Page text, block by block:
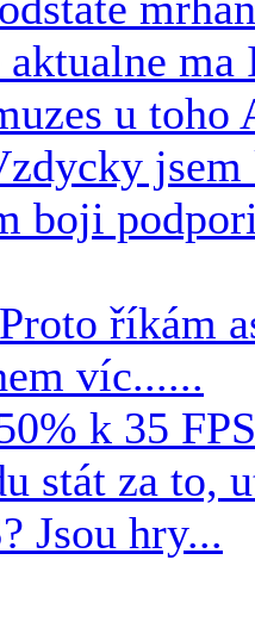
u
boji
říkám
víc......
k 35
stát za to,
Jsou hry...